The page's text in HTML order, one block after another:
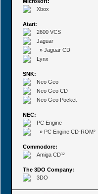
Xbox
Atari:
2600 VCS
Jaguar
» Jaguar CD
Lynx
SNK:
Neo Geo
Neo Geo CD
Neo Geo Pocket
NEC:
PC Engine
» PC Engine CD-ROM²
Commodore:
Amiga CD³²
The 3DO Company:
3DO